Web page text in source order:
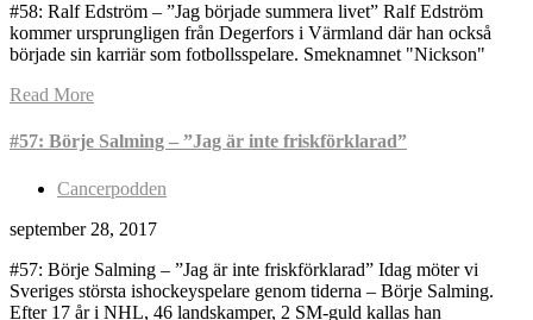
#58: Ralf Edström – ”Jag började summera livet” Ralf Edström
kommer ursprungligen från Degerfors i Värmland där han också
började sin karriär som fotbollsspelare. Smeknamnet "Nickson"
Read More
#57: Börje Salming – ”Jag är inte friskförklarad”
Cancerpodden
september 28, 2017
#57: Börje Salming – ”Jag är inte friskförklarad” Idag möter vi
Sveriges största ishockeyspelare genom tiderna – Börje Salming.
Efter 17 år i NHL, 46 landskamper, 2 SM-guld kallas han